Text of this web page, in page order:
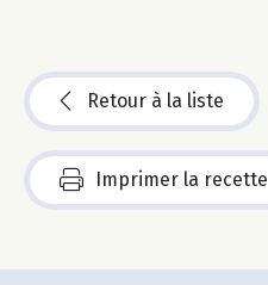
Retour à la liste
Imprimer la recette